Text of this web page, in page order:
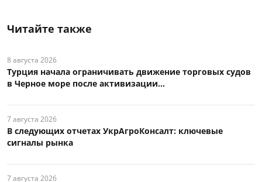
Читайте также
8 августа 2026
Турция начала ограничивать движение торговых судов
в Черное море после активизации...
7 августа 2026
В следующих отчетах УкрАгроКонсалт: ключевые
сигналы рынка
7 августа 2026